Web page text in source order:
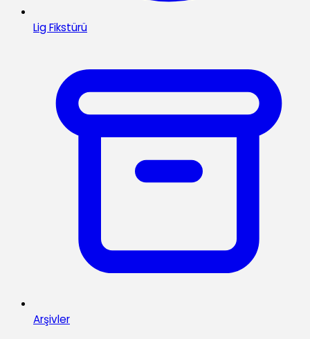
Lig Fikstürü
Arşivler